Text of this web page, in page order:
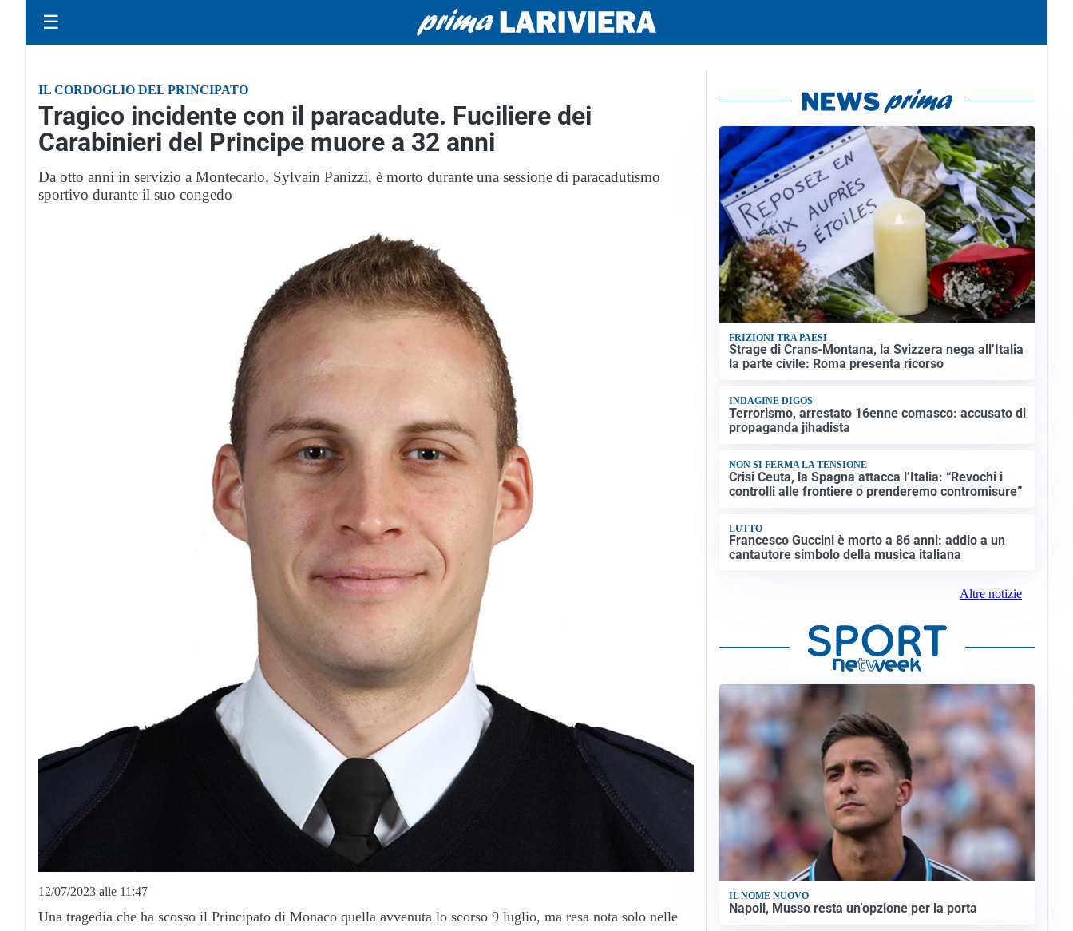
☰
IL CORDOGLIO DEL PRINCIPATO
Tragico incidente con il paracadute. Fuciliere dei
Carabinieri del Principe muore a 32 anni
Da otto anni in servizio a Montecarlo, Sylvain Panizzi, è morto durante una sessione di paracadutismo
sportivo durante il suo congedo
12/07/2023 alle 11:47
Una tragedia che ha scosso il Principato di Monaco quella avvenuta lo scorso 9 luglio, ma resa nota solo nelle
FRIZIONI TRA PAESI
Strage di Crans-Montana, la Svizzera nega all’Italia
la parte civile: Roma presenta ricorso
INDAGINE DIGOS
Terrorismo, arrestato 16enne comasco: accusato di
propaganda jihadista
NON SI FERMA LA TENSIONE
Crisi Ceuta, la Spagna attacca l’Italia: “Revochi i
controlli alle frontiere o prenderemo contromisure”
LUTTO
Francesco Guccini è morto a 86 anni: addio a un
cantautore simbolo della musica italiana
Altre notizie
IL NOME NUOVO
Napoli, Musso resta un’opzione per la porta